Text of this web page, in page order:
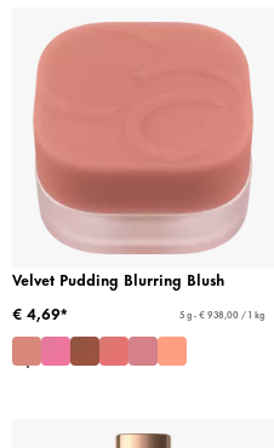
Velvet Pudding Blurring Blush
€ 4,69*
5 g - € 938,00 / 1 kg